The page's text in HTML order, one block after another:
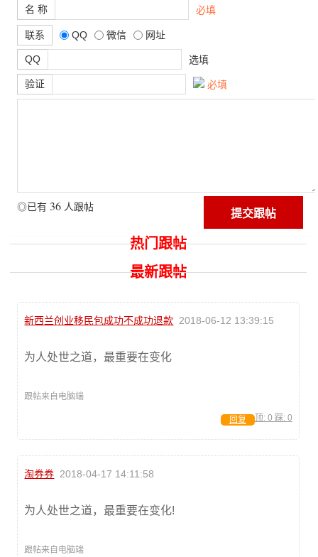
名 称 必填
联系 QQ 微信 网址
QQ 选填
验证 必填
◎已有 36 人跟帖
热门跟帖
最新跟帖
新西兰创业移民包成功不成功退款 2018-06-12 13:39:15
为人处世之道，最重要在变化
跟帖来自电脑端
顶: 0 踩: 0
回复
淘券券 2018-04-17 14:11:58
为人处世之道，最重要在变化!
跟帖来自电脑端